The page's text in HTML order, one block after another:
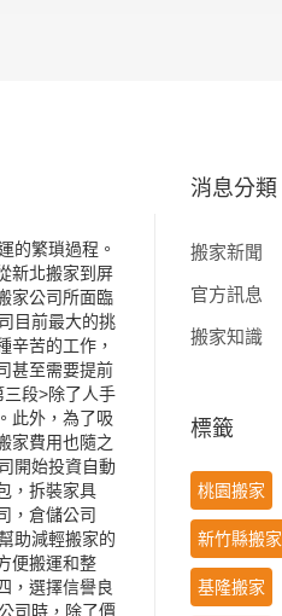
的繁瑣過程。
新北搬家到 屏
家公司所面臨
目前最大的挑
辛苦的工作，
甚至需要提前
三段>除了人手
此外，為了吸
家費用也隨之
開始投資自動
，拆裝家具
，倉儲公司
助減輕搬家的
便搬運和整
，選擇信譽良
司時，除了價
消息分類
搬家新聞
官方訊息
搬家知識
標籤
桃園搬家
新竹縣搬家
基隆搬家